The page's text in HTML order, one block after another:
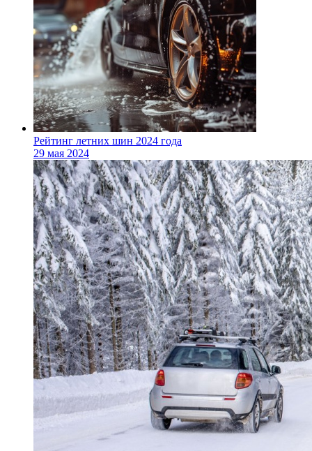
Рейтинг летних шин 2024 года
29 мая 2024